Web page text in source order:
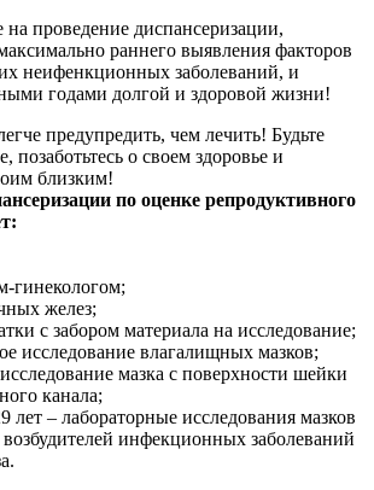
на проведение диспансеризации,
раннего выявления факторов
неифенкционных заболеваний, и
годами долгой и здоровой жизни!
предупредить, чем лечить! Будьте
позаботьтесь о своем здоровье и
близким!
по оценке репродуктивного
гинекологом;
желез;
с забором материала на исследование;
исследование влагалищных мазков;
мазка с поверхности шейки
канала;
лет – лабораторные исследования мазков
инфекционных заболеваний